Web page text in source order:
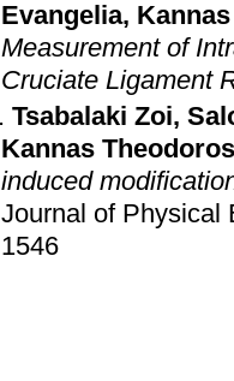
Evangelia,
Measurement of
Cruciate Ligament
Tsabalaki Zoi,
Kannas Theodoros
induced
Journal of Physical
1546